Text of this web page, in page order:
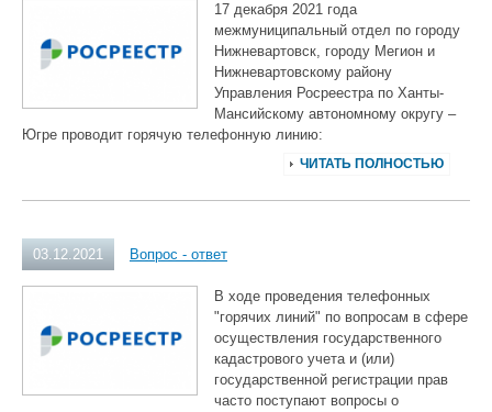
17 декабря 2021 года
межмуниципальный отдел по городу
Нижневартовск, городу Мегион и
Нижневартовскому району
Управления Росреестра по Ханты-
Мансийскому автономному округу –
Югре проводит горячую телефонную линию:
ЧИТАТЬ ПОЛНОСТЬЮ
03.12.2021 Вопрос - ответ
В ходе проведения телефонных
"горячих линий" по вопросам в сфере
осуществления государственного
кадастрового учета и (или)
государственной регистрации прав
часто поступают вопросы о